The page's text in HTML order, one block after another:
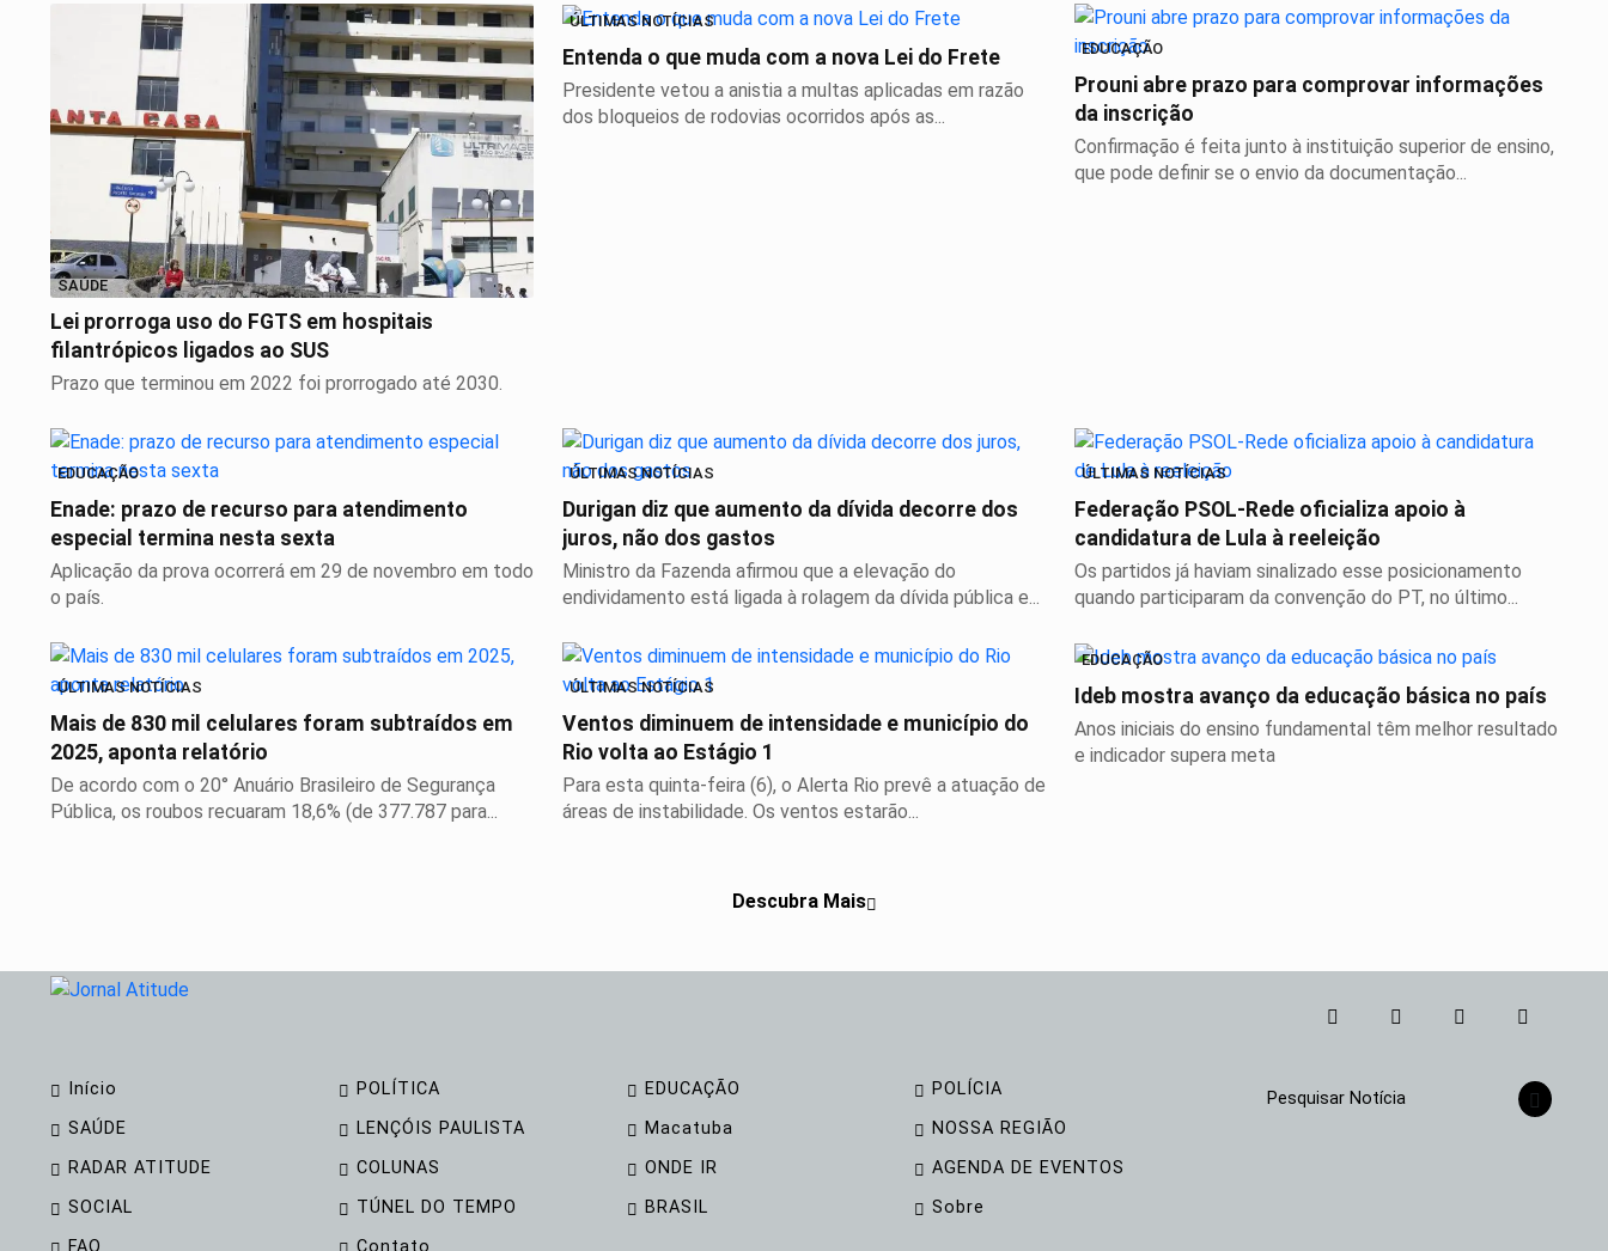
SAÚDE
Lei prorroga uso do FGTS em hospitais
filantrópicos ligados ao SUS
Prazo que terminou em 2022 foi prorrogado até 2030.
ÚLTIMAS NOTÍCIAS
Entenda o que muda com a nova Lei do Frete
Presidente vetou a anistia a multas aplicadas em razão
dos bloqueios de rodovias ocorridos após as...
EDUCAÇÃO
Prouni abre prazo para comprovar informações
da inscrição
Confirmação é feita junto à instituição superior de ensino,
que pode definir se o envio da documentação...
EDUCAÇÃO
Enade: prazo de recurso para atendimento
especial termina nesta sexta
Aplicação da prova ocorrerá em 29 de novembro em todo
o país.
ÚLTIMAS NOTÍCIAS
Durigan diz que aumento da dívida decorre dos
juros, não dos gastos
Ministro da Fazenda afirmou que a elevação do
endividamento está ligada à rolagem da dívida pública e...
ÚLTIMAS NOTÍCIAS
Federação PSOL-Rede oficializa apoio à
candidatura de Lula à reeleição
Os partidos já haviam sinalizado esse posicionamento
quando participaram da convenção do PT, no último...
ÚLTIMAS NOTÍCIAS
Mais de 830 mil celulares foram subtraídos em
2025, aponta relatório
De acordo com o 20° Anuário Brasileiro de Segurança
Pública, os roubos recuaram 18,6% (de 377.787 para...
ÚLTIMAS NOTÍCIAS
Ventos diminuem de intensidade e município do
Rio volta ao Estágio 1
Para esta quinta-feira (6), o Alerta Rio prevê a atuação de
áreas de instabilidade. Os ventos estarão...
EDUCAÇÃO
Ideb mostra avanço da educação básica no país
Anos iniciais do ensino fundamental têm melhor resultado
e indicador supera meta
Descubra Mais
Início POLÍTICA EDUCAÇÃO
POLÍCIA
SAÚDE
LENÇÓIS PAULISTA Macatuba
NOSSA REGIÃO
RADAR ATITUDE
COLUNAS ONDE IR
AGENDA DE EVENTOS
SOCIAL
TÚNEL DO TEMPO BRASIL
Sobre
Pesquisar Notícia